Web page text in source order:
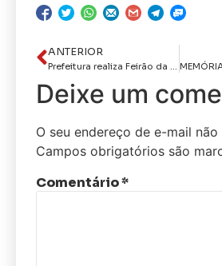
ANTERIOR
Prefeitura realiza Feirão da Empregabilidade e Empreendedorismo com vagas em hotéis, bares e restaurantes
Deixe um
O seu endereço de e-mail
Campos obrigatórios são
Comentário*